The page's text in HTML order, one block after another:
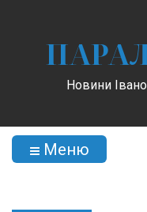
Новини
Меню